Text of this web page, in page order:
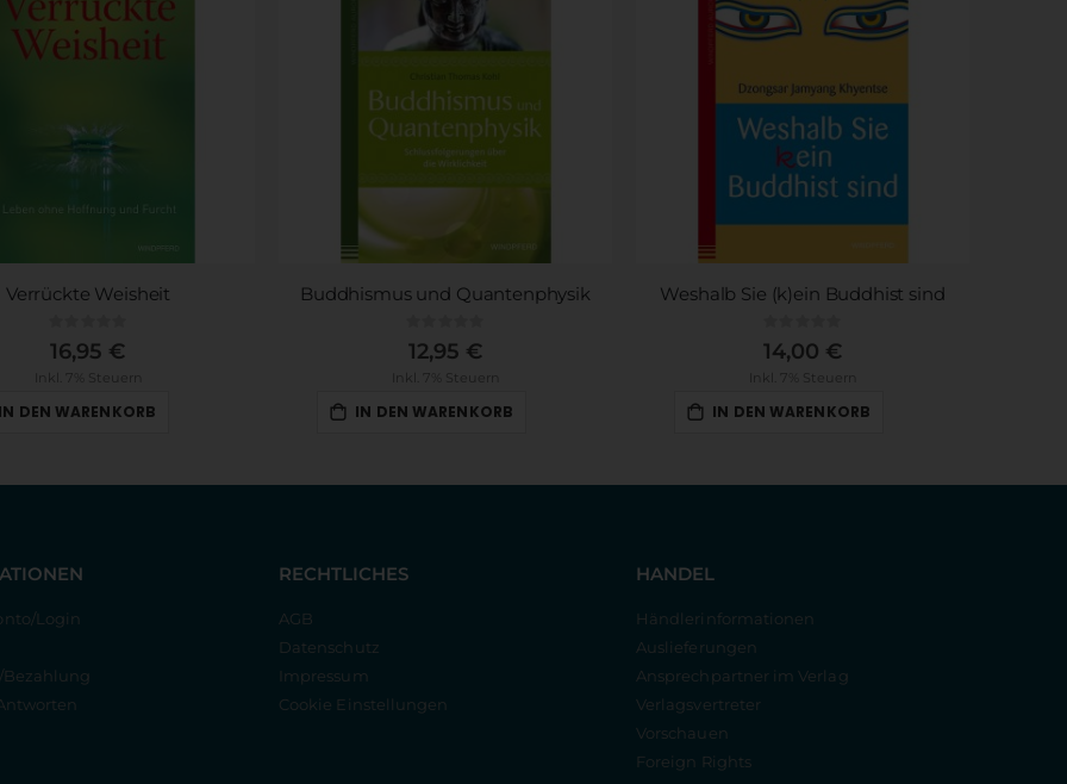
Verrückte Weisheit
0%
16,95 €
Inkl. 7% Steuern
IN DEN WARENKORB
Buddhismus und Quantenphysik
0%
12,95 €
Inkl. 7% Steuern
IN DEN WARENKORB
Weshalb Sie (k)ein Buddhist sind
0%
14,00 €
Inkl. 7% Steuern
IN DEN WARENKORB
Login
Bezahlung
RECHTLICHES
AGB
Datenschutz
Impressum
Cookie Einstellungen
HANDEL
Händlerinformationen
Auslieferungen
Ansprechpartner im Verlag
Verlagsvertreter
Vorschauen
Foreign Rights